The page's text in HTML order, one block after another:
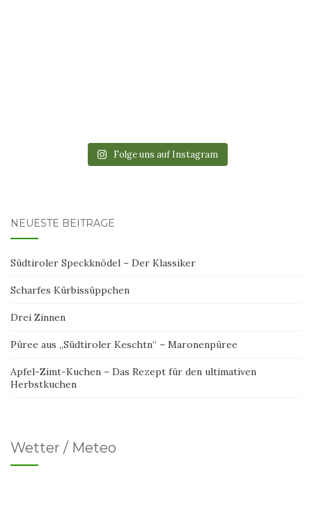
Folge uns auf Instagram
NEUESTE BEITRÄGE
Südtiroler Speckknödel – Der Klassiker
Scharfes Kürbissüppchen
Drei Zinnen
Püree aus „Südtiroler Keschtn“ – Maronenpüree
Apfel-Zimt-Kuchen – Das Rezept für den ultimativen
Herbstkuchen
Wetter / Meteo